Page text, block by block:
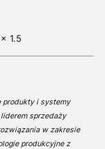
1.5
produkty i systemy
sprzedaży
w zakresie
produkcyjne z